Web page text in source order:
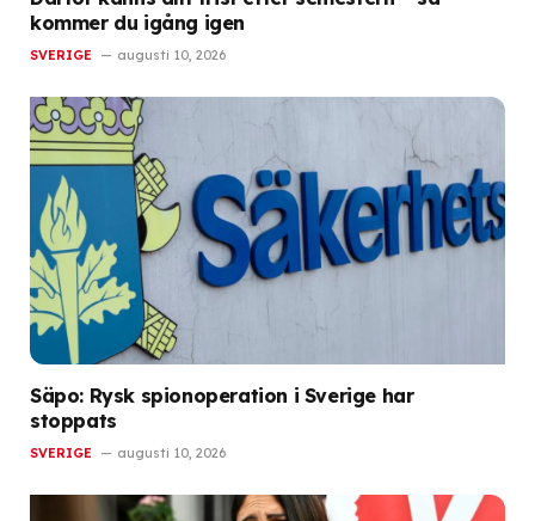
kommer du igång igen
SVERIGE augusti 10, 2026
Säpo: Rysk spionoperation i Sverige har
stoppats
SVERIGE augusti 10, 2026